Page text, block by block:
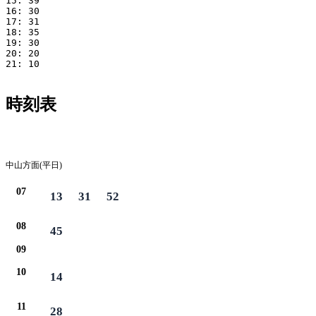
16: 30
17: 31
18: 35
19: 30
20: 20
21: 10
時刻表
中山方面(平日)
07 13 31 52
08 45
09
10 14
11 28